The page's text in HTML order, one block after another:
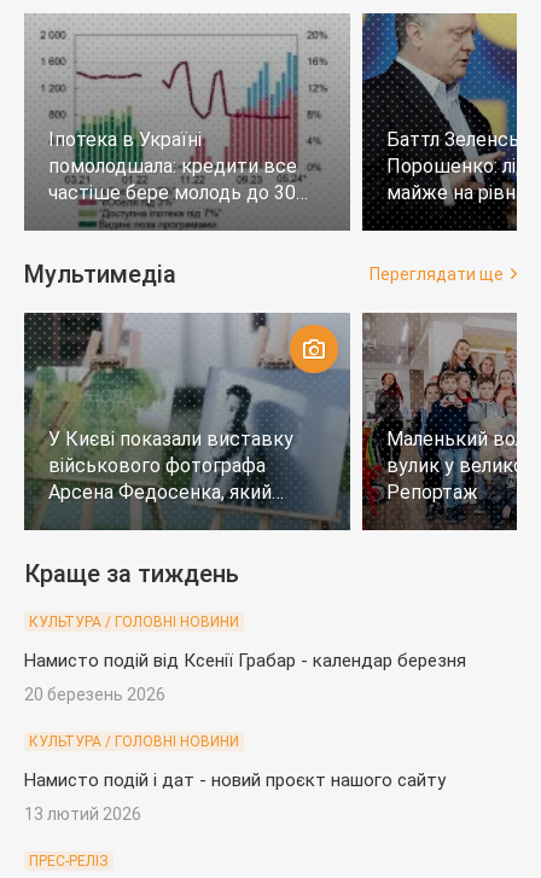
Іпотека в Україні
помолодшала: кредити все
частіше бере молодь до 30
років
Баттл
Порошенко:
майже на
тих, хто не
Мультимедіа Переглядати ще
У Києві показали виставку
військового фотографа
Арсена Федосенка, який
загинув на війні
Маленький
вулик у
Репортаж
Краще за тиждень
КУЛЬТУРА / ГОЛОВНІ НОВИНИ
Намисто подій від Ксенії Грабар - календар березня
20 березень 2026
КУЛЬТУРА / ГОЛОВНІ НОВИНИ
Намисто подій і дат - новий проєкт нашого сайту
13 лютий 2026
ПРЕС-РЕЛІЗ